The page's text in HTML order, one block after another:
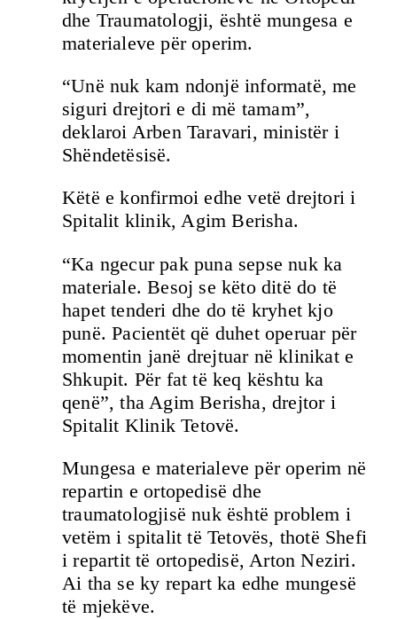
dhe Traumatologji, është mungesa e
materialeve për operim.
“Unë nuk kam ndonjë informatë, me
siguri drejtori e di më tamam”,
deklaroi Arben Taravari, ministër i
Shëndetësisë.
Këtë e konfirmoi edhe vetë drejtori i
Spitalit klinik, Agim Berisha.
“Ka ngecur pak puna sepse nuk ka
materiale. Besoj se këto ditë do të
hapet tenderi dhe do të kryhet kjo
punë. Pacientët që duhet operuar për
momentin janë drejtuar në klinikat e
Shkupit. Për fat të keq kështu ka
qenë”, tha Agim Berisha, drejtor i
Spitalit Klinik Tetovë.
Mungesa e materialeve për operim në
repartin e ortopedisë dhe
traumatologjisë nuk është problem i
vetëm i spitalit të Tetovës, thotë Shefi
i repartit të ortopedisë, Arton Neziri.
Ai tha se ky repart ka edhe mungesë
të mjekëve.